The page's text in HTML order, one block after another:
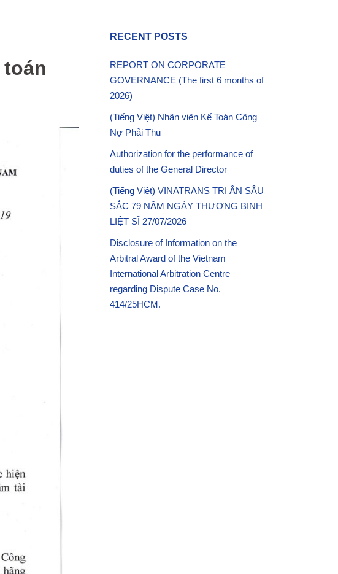
RECENT POSTS
REPORT ON CORPORATE
GOVERNANCE (The first 6 months of
2026)
(Tiếng Việt) Nhân viên Kế Toán Công
Nợ Phải Thu
Authorization for the performance of
duties of the General Director
(Tiếng Việt) VINATRANS TRI ÂN SÂU
SẮC 79 NĂM NGÀY THƯƠNG BINH
LIỆT SĨ 27/07/2026
Disclosure of Information on the
Arbitral Award of the Vietnam
International Arbitration Centre
regarding Dispute Case No.
414/25HCM.